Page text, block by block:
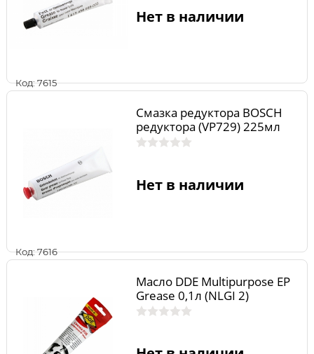
Код: 7615
Нет в наличии
Код: 7616
Смазка редуктора BOSCH
редуктора (VP729) 225мл
Нет в наличии
Масло DDE Multipurpose ЕР
Grease 0,1л (NLGI 2)